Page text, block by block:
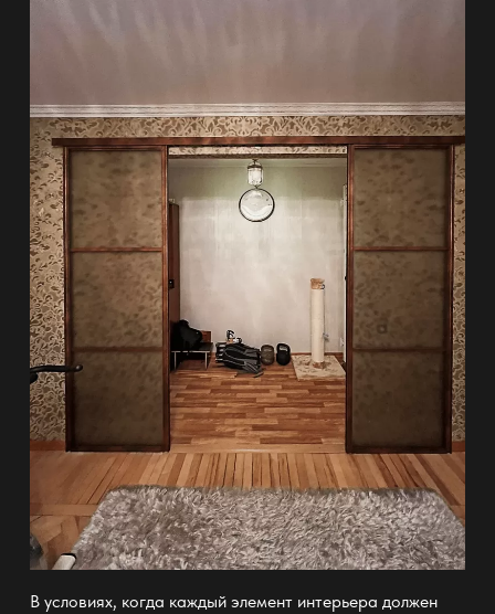
В условиях, когда каждый элемент интерьера должен